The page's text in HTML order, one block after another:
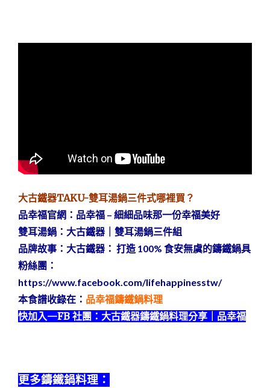
大古鐵器TAKU-雙耳湯鍋三件式哪裡買？
品幸福官網： 品幸福 – 細細品味那一份幸福美好
雙耳湯鍋： 大古鐵器｜雙耳湯鍋三件組
品牌故事： 大古鐵器： 打造 100% 食安無虞的鑄鐵鍋具
粉絲團：
https://www.facebook.com/lifehappinesstw/
本食譜收錄在： 品幸福鑄鐵鍋料理
快加入—FB 社團： 大古鐵器鑄鐵鍋料理分享｜品幸福
更多鑄鐵鍋料理：